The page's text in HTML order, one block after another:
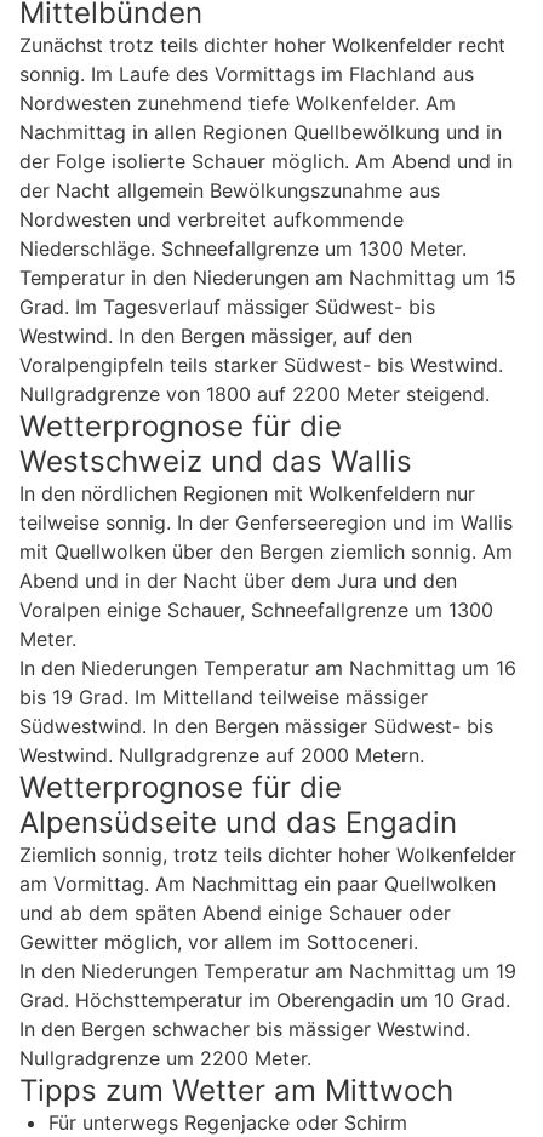
Mittelbünden
Zunächst trotz teils dichter hoher Wolkenfelder recht
sonnig. Im Laufe des Vormittags im Flachland aus
Nordwesten zunehmend tiefe Wolkenfelder. Am
Nachmittag in allen Regionen Quellbewölkung und in
der Folge isolierte Schauer möglich. Am Abend und in
der Nacht allgemein Bewölkungszunahme aus
Nordwesten und verbreitet aufkommende
Niederschläge. Schneefallgrenze um 1300 Meter.
Temperatur in den Niederungen am Nachmittag um 15
Grad. Im Tagesverlauf mässiger Südwest- bis
Westwind. In den Bergen mässiger, auf den
Voralpengipfeln teils starker Südwest- bis Westwind.
Nullgradgrenze von 1800 auf 2200 Meter steigend.
Wetterprognose für die
Westschweiz und das Wallis
In den nördlichen Regionen mit Wolkenfeldern nur
teilweise sonnig. In der Genferseeregion und im Wallis
mit Quellwolken über den Bergen ziemlich sonnig. Am
Abend und in der Nacht über dem Jura und den
Voralpen einige Schauer, Schneefallgrenze um 1300
Meter.
In den Niederungen Temperatur am Nachmittag um 16
bis 19 Grad. Im Mittelland teilweise mässiger
Südwestwind. In den Bergen mässiger Südwest- bis
Westwind. Nullgradgrenze auf 2000 Metern.
Wetterprognose für die
Alpensüdseite und das Engadin
Ziemlich sonnig, trotz teils dichter hoher Wolkenfelder
am Vormittag. Am Nachmittag ein paar Quellwolken
und ab dem späten Abend einige Schauer oder
Gewitter möglich, vor allem im Sottoceneri.
In den Niederungen Temperatur am Nachmittag um 19
Grad. Höchsttemperatur im Oberengadin um 10 Grad.
In den Bergen schwacher bis mässiger Westwind.
Nullgradgrenze um 2200 Meter.
Tipps zum Wetter am Mittwoch
Für unterwegs Regenjacke oder Schirm